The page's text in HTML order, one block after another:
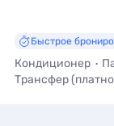
Быстрое
Кондиционер
Трансфер